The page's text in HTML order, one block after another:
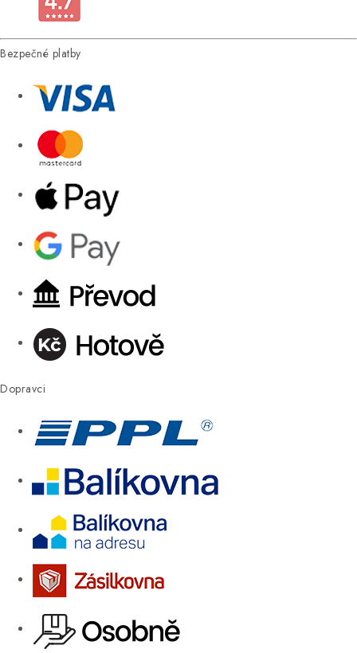
Bezpečné platby
Dopravci